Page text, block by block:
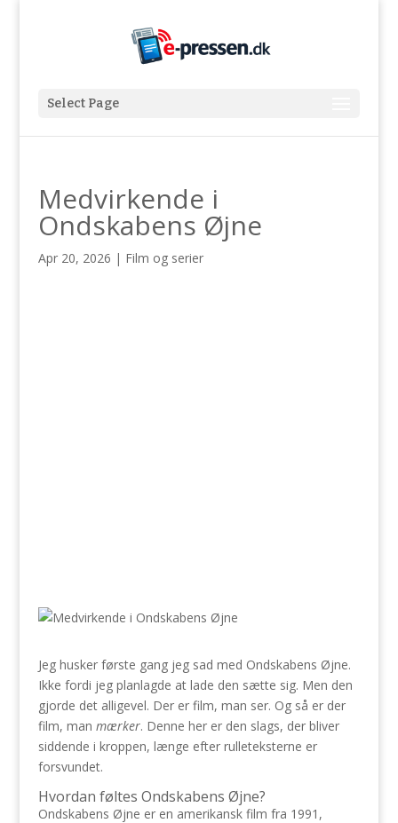
Select Page
Medvirkende i
Ondskabens Øjne
Apr 20, 2026 | Film og serier
Jeg husker første gang jeg sad med Ondskabens Øjne.
Ikke fordi jeg planlagde at lade den sætte sig. Men den
gjorde det alligevel. Der er film, man ser. Og så er der
film, man mærker. Denne her er den slags, der bliver
siddende i kroppen, længe efter rulleteksterne er
forsvundet.
Hvordan føltes Ondskabens Øjne?
Ondskabens Øjne er en amerikansk film fra 1991,